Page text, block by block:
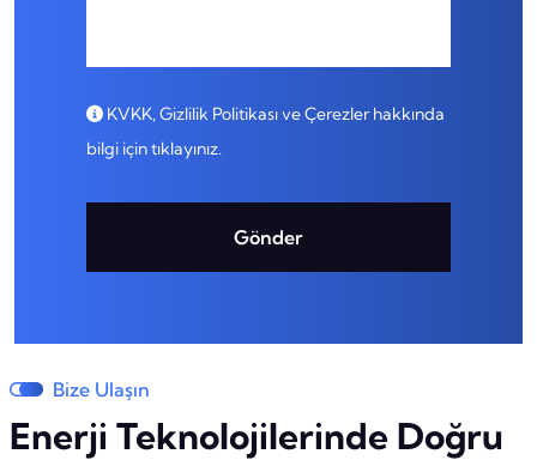
KVKK, Gizlilik Politikası ve Çerezler hakkında
bilgi için tıklayınız.
Gönder
Bize Ulaşın
Enerji Teknolojilerinde Doğru